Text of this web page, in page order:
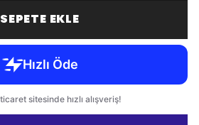
SEPETE EKLE